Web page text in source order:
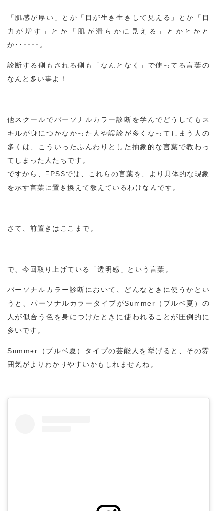
「肌感が厚い」とか「目が生き生きして見える」とか「目
力が増す」とか「肌が滑らかに見える」とかとかと
か･･････。
診断する側もされる側も「なんとなく」で使ってる言葉の
なんと多い事よ！
他スクールでパーソナルカラー診断を学んでどうしてもス
キルが身につかなかった人や誤診が多くなってしまう人の
多くは、こういったふんわりとした抽象的な言葉で教わっ
てしまった人たちです。
ですから、FPSSでは、これらの言葉を、より具体的な現象
を示す言葉に置き換えて教えているわけなんです。
さて、前置きはここまで。
で、今回取り上げている「透明感」という言葉。
パーソナルカラー診断において、どんなときに使うかとい
うと、パーソナルカラータイプがSummer（ブルベ夏）の
人が似合う色を身につけたときに使われることが圧倒的に
多いです。
Summer（ブルベ夏）タイプの芸能人を挙げると、その雰
囲気がよりわかりやすいかもしれませんね。